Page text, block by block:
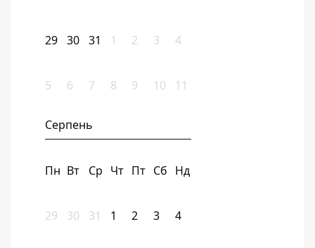
29 30 31 1 2 3 4
5 6 7 8 9 10 11
Серпень
Пн Вт Ср Чт Пт Сб Нд
29 30 31 1 2 3 4